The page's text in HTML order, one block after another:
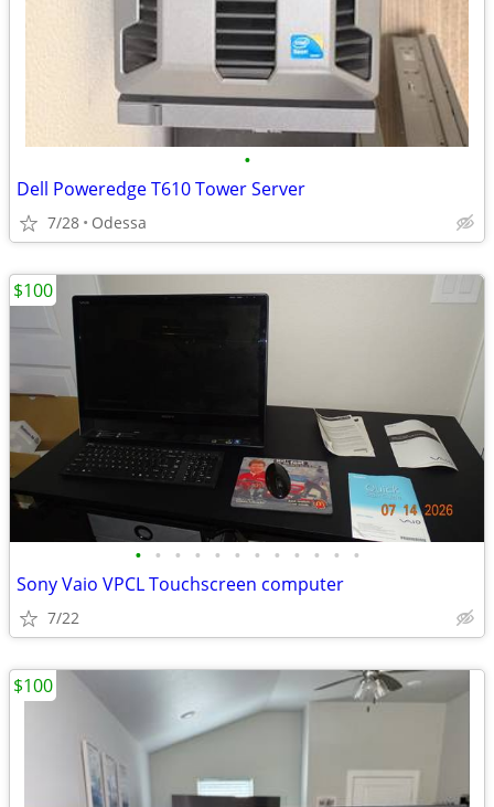
•
Dell Poweredge T610 Tower Server
7/28 Odessa
• • • • • • • • • • • •
Sony Vaio VPCL Touchscreen computer
7/22
$100
$100